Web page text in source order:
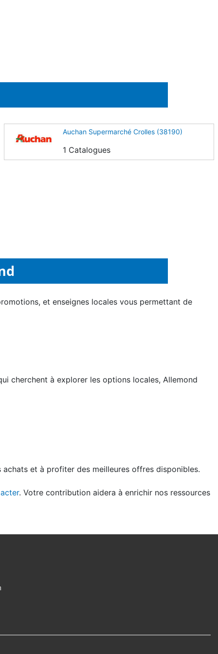
Auchan Supermarché Crolles (38190)
1 Catalogues
et enseignes locales vous permettant de
cherchent à explorer les options locales, Allemond
et à profiter des meilleures offres disponibles.
. Votre contribution aidera à enrichir nos ressources